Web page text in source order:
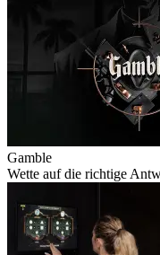
Gamble
Wette auf die richtige